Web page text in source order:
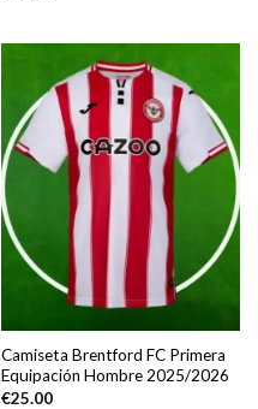
Camiseta Brentford FC Primera
Equipación Hombre 2025/2026
€25.00